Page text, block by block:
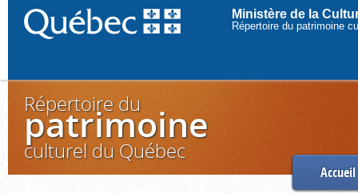
Ministère de la
Répertoire du patrimoine
Répertoire du
patrimoine
culturel du Québec
Accueil